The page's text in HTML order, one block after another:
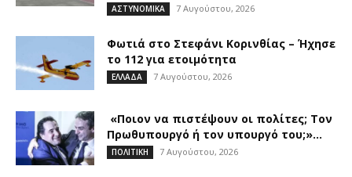
ΑΣΤΥΝΟΜΙΚΑ 7 Αυγούστου, 2026
Φωτιά στο Στεφάνι Κορινθίας – Ήχησε
το 112 για ετοιμότητα
ΕΛΛΑΔΑ 7 Αυγούστου, 2026
«Ποιον να πιστέψουν οι πολίτες; Τον
Πρωθυπουργό ή τον υπουργό του;»...
ΠΟΛΙΤΙΚΗ 7 Αυγούστου, 2026